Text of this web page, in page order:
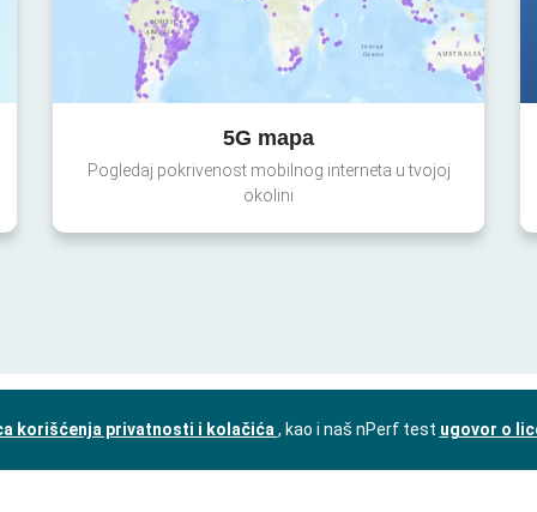
5G mapa
Pogledaj pokrivenost mobilnog interneta u tvojoj
okolini
korišćenja privatnosti i kolačića , kao i naš nPerf test ugovor o